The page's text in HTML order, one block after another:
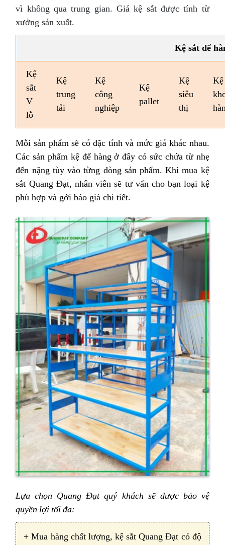
vì không qua trung gian. Giá kệ sắt được tính từ
xưởng sản xuất.
Kệ sắt để
Kệ
sắt
V
lỗ
Kệ
trung
tải
Kệ
công
nghiệp
Kệ
pallet
Kệ
siêu
thị
Kệ
Mỗi sản phẩm sẽ có đặc tính và mức giá khác nhau.
Các sản phẩm kệ để hàng ở đây có sức chứa từ nhẹ
đến nặng tùy vào từng dòng sản phẩm. Khi mua kệ
sắt Quang Đạt, nhân viên sẽ tư vấn cho bạn loại kệ
phù hợp và gởi báo giá chi tiết.
Lựa chọn Quang Đạt quý khách sẽ được bảo vệ
quyền lợi tối đa:
+ Mua hàng chất lượng, kệ sắt Quang Đạt có độ